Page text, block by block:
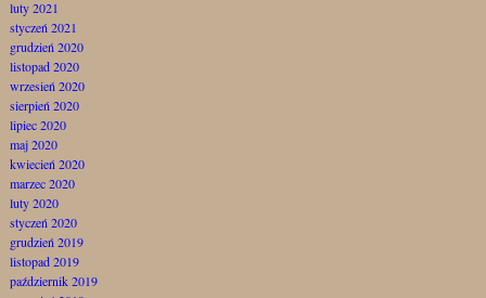
luty 2021
styczeń 2021
grudzień 2020
listopad 2020
wrzesień 2020
sierpień 2020
lipiec 2020
maj 2020
kwiecień 2020
marzec 2020
luty 2020
styczeń 2020
grudzień 2019
listopad 2019
październik 2019